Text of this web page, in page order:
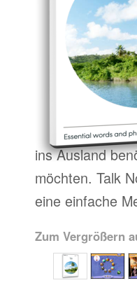
ins Ausland
möchten. Talk
eine einfache
Zum Vergrößern